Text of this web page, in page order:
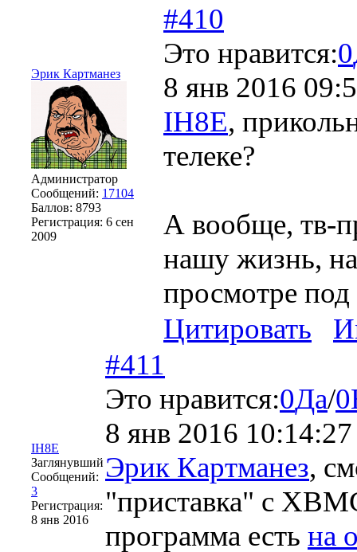
Эрик Картманез
Администратор
Сообщений: 17104
Баллов: 8793
Регистрация: 6 сен
2009
#410
Это нравится:0
8 янв 2016
IH8E,
телеке?
А вообще, тв-
нашу жизнь,
просмотре
Цитировать
IH8E
Заглянувший
Сообщений:
3
Регистрация:
8 янв 2016
#411
Это нравится:0Да/0
8 янв 2016 10:14:27
Эрик Картманез,
"приставка" с
программа есть на